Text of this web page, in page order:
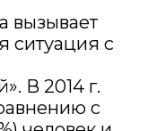
вызывает
ситуация с
В 2014 г.
с